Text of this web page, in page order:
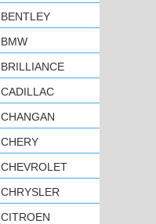
BENTLEY
BMW
BRILLIANCE
CADILLAC
CHANGAN
CHERY
CHEVROLET
CHRYSLER
CITROEN